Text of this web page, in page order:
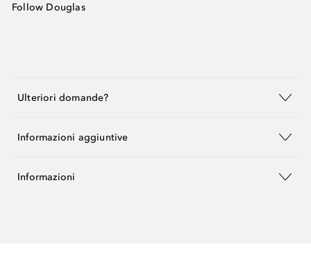
Follow Douglas
Ulteriori domande?
Informazioni aggiuntive
Informazioni